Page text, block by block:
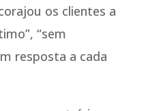
os clientes a
“sem
resposta a cada